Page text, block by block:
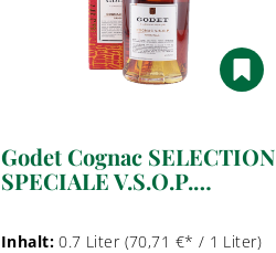
Godet Cognac SELECTION
SPECIALE V.S.O.P.
Inhalt:0.7 Liter (70,71 €* / 1 Liter)